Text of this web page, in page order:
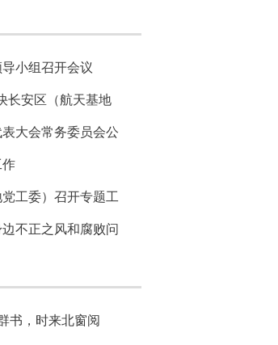
小组召开会议
长安区（航天基地
大会常务委员会公
工委）召开专题工
不正之风和腐败问
书，时来北窗阅